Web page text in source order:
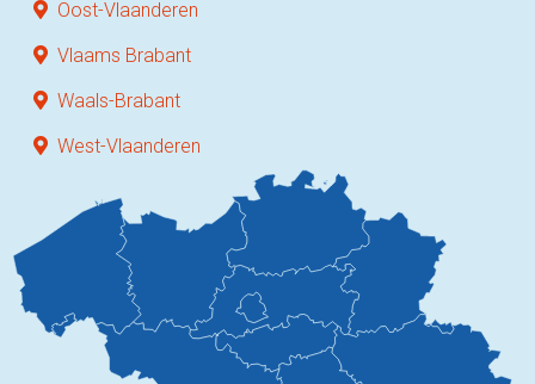
Oost-Vlaanderen
Vlaams Brabant
Waals-Brabant
West-Vlaanderen